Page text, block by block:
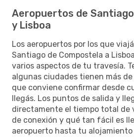
Aeropuertos de
y Lisboa
Los aeropuertos por los que
Santiago de Compostela a
varios aspectos de tu travesía.
algunas ciudades tienen más
que conviene confirmar desde
llegás. Los puntos de salida y
directamente el tiempo total de
de conexión y qué tan fácil es
aeropuerto hasta tu alojamiento